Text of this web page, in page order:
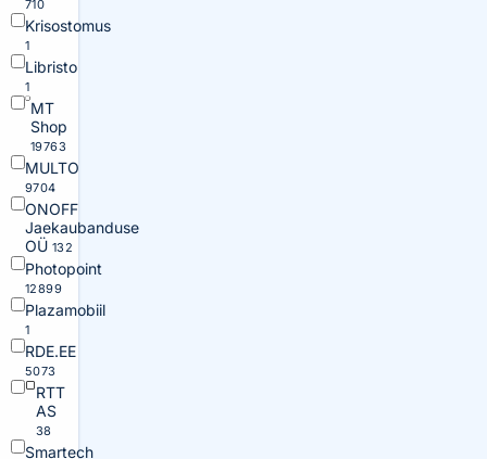
710
Krisostomus
1
Libristo
1
MT
Shop
19763
MULTO
9704
ONOFF
Jaekaubanduse
OÜ 132
Photopoint
12899
Plazamobiil
1
RDE.EE
5073
RTT
AS
38
Smartech